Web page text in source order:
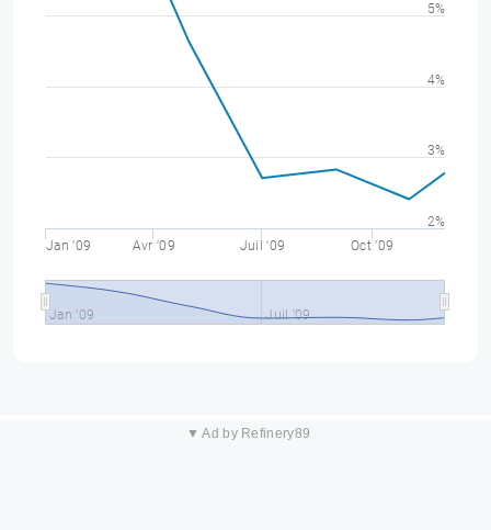
Jan '09 Avr '09 Juil '09 Oct '09
Jan '09 Juil '09
2%
3%
4%
5%
▼ Ad by Refinery89